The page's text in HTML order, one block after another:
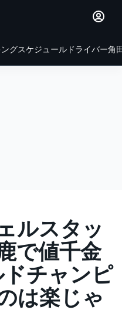
グスケジュール ドライバー角
ルスタッ
で値千金
チャンピ
は楽じゃ